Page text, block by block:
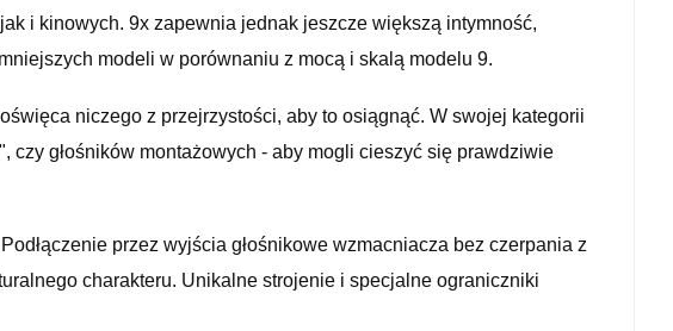
i kinowych. 9x zapewnia jednak jeszcze większą intymność,
modeli w porównaniu z mocą i skalą modelu 9.
niczego z przejrzystości, aby to osiągnąć. W swojej kategorii
głośników montażowych - aby mogli cieszyć się prawdziwie
przez wyjścia głośnikowe wzmacniacza bez czerpania z
charakteru. Unikalne strojenie i specjalne ograniczniki